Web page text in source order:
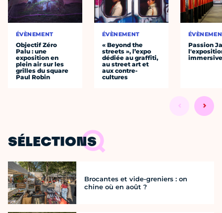
ÉVÈNEMENT
Objectif Zéro
Palu : une
exposition en
plein air sur les
grilles du square
Paul Robin
ÉVÈNEMENT
« Beyond the
streets », l’expo
dédiée au graffiti,
au street art et
aux contre-
cultures
Passion
SÉLECTIONS
Brocantes et vide-greniers : on
chine où en août ?